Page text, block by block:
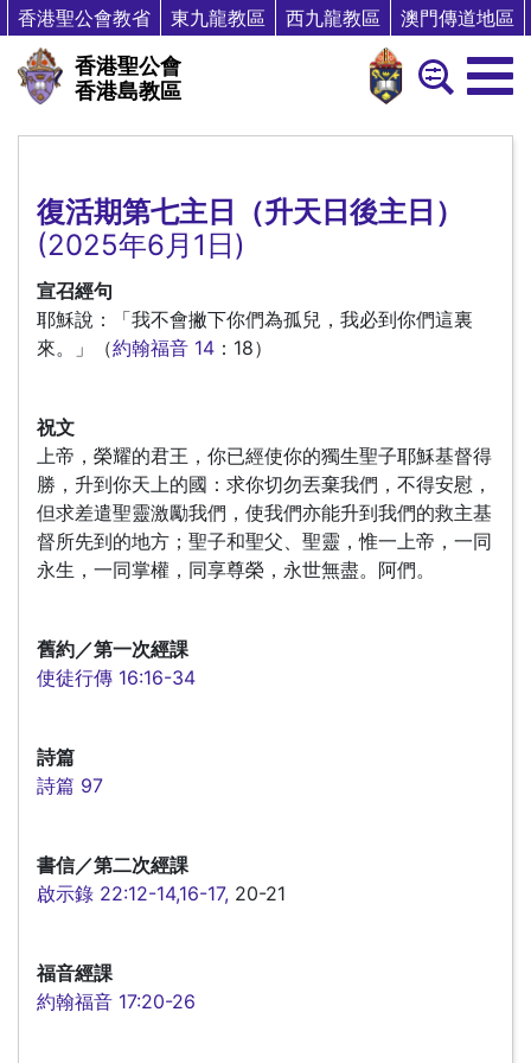
香港聖公會教省 東九龍教區 西九龍教區 澳門傳道地區
香港聖公會
香港島教區
復活期第七主日（升天日後主日）
(2025年6月1日)
宣召經句
耶穌說：「我不會撇下你們為孤兒，我必到你們這裏
來。」（約翰福音 14 ：18）
祝文
上帝，榮耀的君王，你已經使你的獨生聖子耶穌基督得
勝，升到你天上的國：求你切勿丟棄我們，不得安慰，
但求差遣聖靈激勵我們，使我們亦能升到我們的救主基
督所先到的地方；聖子和聖父、聖靈，惟一上帝，一同
永生，一同掌權，同享尊榮，永世無盡。阿們。
舊約／第一次經課
使徒行傳 16:16-34
詩篇
詩篇 97
書信／第二次經課
啟示錄 22:12-14,16-17, 20-21
福音經課
約翰福音 17:20-26